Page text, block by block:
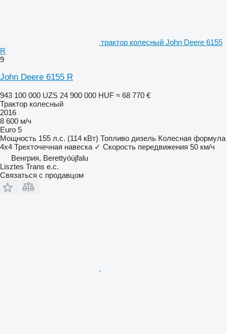
трактор колесный John Deere 6155
R
9
John Deere 6155 R
943 100 000 UZS 24 900 000 HUF ≈ 68 770 €
Трактор колесный
2016
8 600 м/ч
Euro 5
Мощность 155 л.с. (114 кВт) Топливо дизель Колесная формула
4x4 Трехточечная навеска ✓ Скорость передвижения 50 км/ч
Венгрия, Berettyóújfalu
Lisztes Trans e.c.
Связаться с продавцом